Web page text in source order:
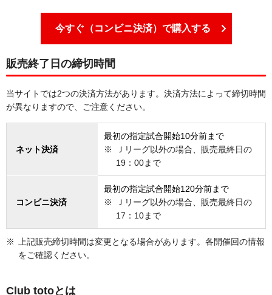
今すぐ（コンビニ決済）で購入する
販売終了日の締切時間
当サイトでは2つの決済方法があります。決済方法によって締切時間
が異なりますので、ご注意ください。
ネット決済
最初の指定試合開始10分前まで
Ｊリーグ以外の場合、販売最終日の
19：00まで
コンビニ決済
最初の指定試合開始120分前まで
Ｊリーグ以外の場合、販売最終日の
17：10まで
上記販売締切時間は変更となる場合があります。各開催回の情報
をご確認ください。
Club totoとは